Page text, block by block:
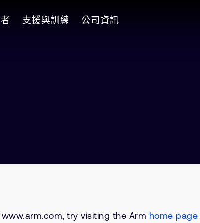
支援與訓練 公司資訊
try visiting the Arm home page